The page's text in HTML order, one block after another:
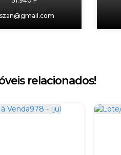
relacionados!